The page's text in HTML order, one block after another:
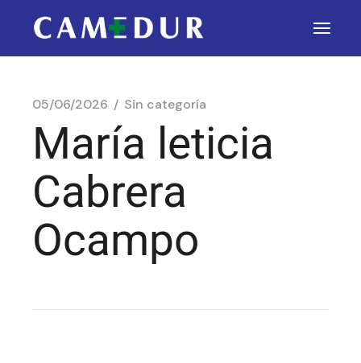
05/06/2026 Sin categoría
María leticia
Cabrera
Ocampo